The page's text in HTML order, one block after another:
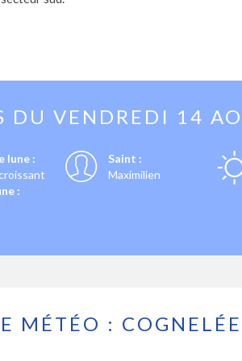
DU VENDREDI 14
lune :
:
Saint :
Maximilien
MÉTÉO : COGNELÉE